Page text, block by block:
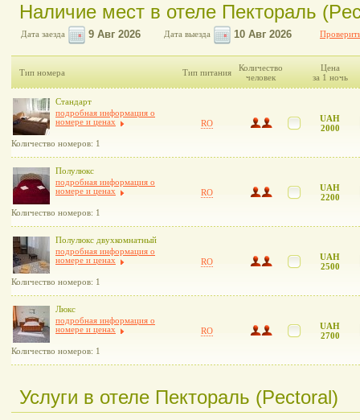
Наличие мест в отеле Пектораль
Дата заезда Дата выезда
Тип номера Тип питания
Количество
человек
Цена
за 1 ночь
Стандарт
подробная информация о
номере и ценах
Количество номеров: 1
RO
UAH
2000
Полулюкс
подробная информация о
номере и ценах
Количество номеров: 1
RO
UAH
2200
Полулюкс двухкомнатный
подробная информация о
номере и ценах
Количество номеров: 1
RO
UAH
2500
Люкс
подробная информация о
номере и ценах
Количество номеров: 1
RO
UAH
2700
Услуги в отеле Пектораль (Pectoral)